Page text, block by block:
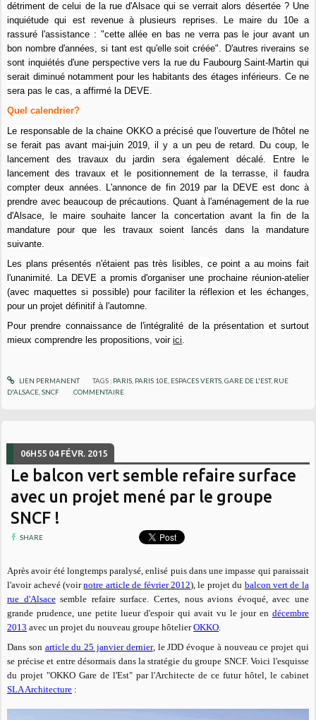
détriment de celui de la rue d'Alsace qui se verrait alors désertée ? Une
inquiétude qui est revenue à plusieurs reprises. Le maire du 10e a
rassuré l'assistance : "cette allée en bas ne verra pas le jour avant un
bon nombre d'années, si tant est qu'elle soit créée". D'autres riverains se
sont inquiétés d'une perspective vers la rue du Faubourg Saint-Martin qui
serait diminué notamment pour les habitants des étages inférieurs. Ce ne
sera pas le cas, a affirmé la DEVE.
Quel calendrier?
Le responsable de la chaine OKKO a précisé que l'ouverture de l'hôtel ne
se ferait pas avant mai-juin 2019, il y a un peu de retard. Du coup, le
lancement des travaux du jardin sera également décalé. Entre le
lancement des travaux et le positionnement de la terrasse, il faudra
compter deux années. L'annonce de fin 2019 par la DEVE est donc à
prendre avec beaucoup de précautions. Quant à l'aménagement de la rue
d'Alsace, le maire souhaite lancer la concertation avant la fin de la
mandature pour que les travaux soient lancés dans la mandature
suivante.
Les plans présentés n'étaient pas très lisibles, ce point a au moins fait
l'unanimité. La DEVE a promis d'organiser une prochaine réunion-atelier
(avec maquettes si possible) pour faciliter la réflexion et les échanges,
pour un projet définitif à l'automne.
Pour prendre connaissance de l'intégralité de la présentation et surtout
mieux comprendre les propositions, voirici
LIEN PERMANENT TAGS : PARIS, PARIS 10E, ESPACES VERTS, GARE DE L'EST, RUE
D'ALSACE ,SNCF COMMENTAIRE
06H55 04 FÉVR. 2015
Le balcon vert semble refaire surface
avec un projet mené par le groupe
SNCF !
SHARE
Après avoir été longtemps paralysé, enlisé puis dans une impasse qui paraissait
l'avoir achevé (voirnotre article de février 2012), le projet du balcon vert de la
rue d'Alsacesemble refaire surface. Certes, nous avions évoqué, avec une
grande prudence, une petite lueur d'espoir qui avait vu le jour en décembre
2013 avec un projet du nouveau groupe hôtelierOKKO
Dans son article du 25 janvier dernier, le JDD évoque à nouveau ce projet qui
se précise et entre désormais dans la stratégie du groupe SNCF.Voici l'esquisse
du projet "OKKO Gare de l'Est" par l'Architecte de ce futur hôtel, le cabinet
SLA Architecture :